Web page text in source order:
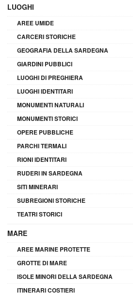
LUOGHI
AREE UMIDE
CARCERI STORICHE
GEOGRAFIA DELLA SARDEGNA
GIARDINI PUBBLICI
LUOGHI DI PREGHIERA
LUOGHI IDENTITARI
MONUMENTI NATURALI
MONUMENTI STORICI
OPERE PUBBLICHE
PARCHI TERMALI
RIONI IDENTITARI
RUDERI IN SARDEGNA
SITI MINERARI
SUBREGIONI STORICHE
TEATRI STORICI
MARE
AREE MARINE PROTETTE
GROTTE DI MARE
ISOLE MINORI DELLA SARDEGNA
ITINERARI COSTIERI